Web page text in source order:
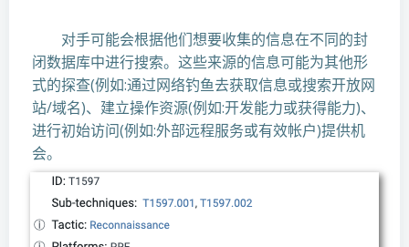
对手可能会根据他们想要收集的信息在不同的封
闭数据库中进行搜索。这些来源的信息可能为其他形
式的探查(例如:通过网络钓鱼去获取信息或搜索开放网
站/域名)、建立操作资源(例如:开发能力或获得能力)、
进行初始访问(例如:外部远程服务或有效帐户)提供机
会。